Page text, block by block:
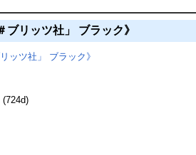
ブリッツ社」 ブラック》
ッツ社」 ブラック》
(724d)